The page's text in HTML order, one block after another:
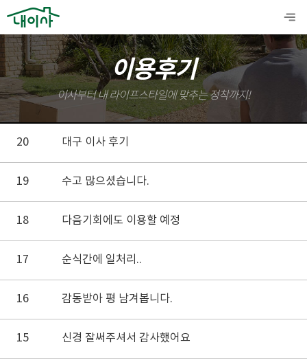
이용후기
이사부터 내 라이프스타일에 맞추는 정착까지!
20 대구 이사 후기
19 수고 많으셨습니다.
18 다음기회에도 이용할 예정
17 순식간에 일처리..
16 감동받아 평 남겨봅니다.
15 신경 잘써주셔서 감사했어요